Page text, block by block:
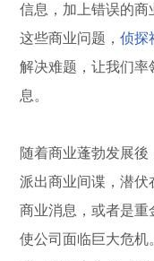
信息，加上错误的
这些商业问题，侦探
解决难题，让我们
息。
随着商业蓬勃发展後
派出商业间谍，潜
商业消息，或者是
使公司面临巨大危机